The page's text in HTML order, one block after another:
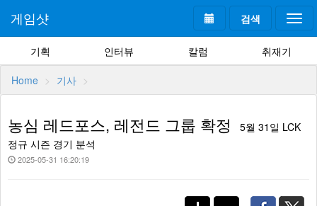
검색
게임샷
기획 인터뷰 칼럼 취재기
Home 기사
농심 레드포스, 레전드 그룹 확정
5월 31일 LCK
정규 시즌 경기 분석
2025-05-31 16:20:19